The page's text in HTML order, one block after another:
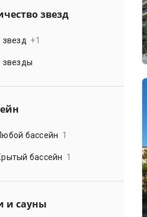
звезд
звезд +1
звезды
бассейн 1
бассейн 1
и сауны